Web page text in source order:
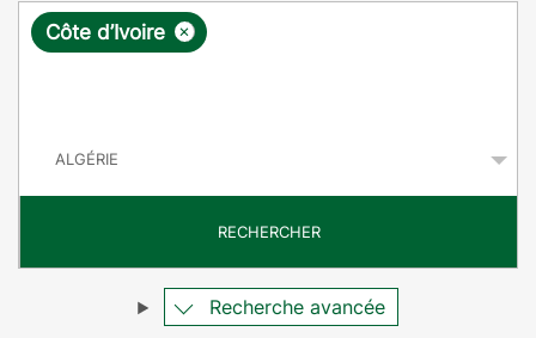
R
ê
e
×
Côte d’Ivoire
RECHERCHER
Recherche avancée